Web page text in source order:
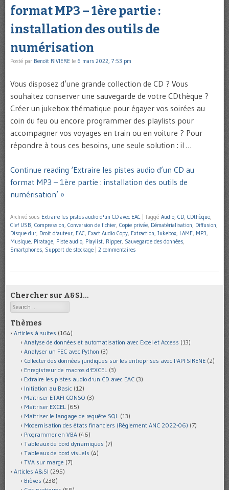
format MP3 – 1ère partie :
installation des outils de
numérisation
Posté par Benoît RIVIERE le 6 mars 2022, 7:53 pm
Vous disposez d’une grande collection de CD ? Vous
souhaitez conserver une sauvegarde de votre CDthèque ?
Créer un jukebox thématique pour égayer vos soirées au
coin du feu ou encore programmer des playlists pour
accompagner vos voyages en train ou en voiture ? Pour
répondre à tous ces besoins, une seule solution : il …
Continue reading ‘Extraire les pistes audio d’un CD au
format MP3 – 1ère partie : installation des outils de
numérisation’ »
Archivé sous Extraire les pistes audio d'un CD avec EAC Taggé Audio CD CDthèque
Clef USB Compression Conversion de fichier Copie privée Dématérialisation Diffusion
Disque dur Droit d'auteur EAC Exact Audio Copy Extraction Jukebox LAME MP3
Musique Piratage Piste audio Playlist Ripper Sauvegarde des données
Smartphones Support de stockage 2 commentaires
Chercher sur A&SI…
Search
Thèmes
Articles à suites (164)
Analyse de données et automatisation avec Excel et Access (13)
Analyser un FEC avec Python (3)
Collecter des données juridiques sur les entreprises avec l'API SIRENE (2)
Enregistreur de macros d'EXCEL (3)
Extraire les pistes audio d'un CD avec EAC (3)
Initiation au Basic (12)
Maîtriser ETAFI CONSO (3)
Maîtriser EXCEL (65)
Maîtriser le langage de requête SQL (13)
Modernisation des états financiers (Règlement ANC 2022-06) (7)
Programmer en VBA (46)
Tableaux de bord dynamiques (7)
Tableaux de bord visuels (4)
TVA sur marge (7)
Articles A&SI (295)
Brèves (238)